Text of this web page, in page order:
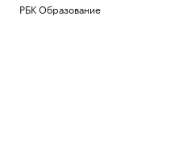
РБК Образование